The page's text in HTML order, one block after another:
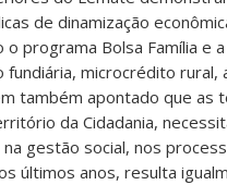
de dinamização
o programa Bolsa Família e
fundiária, microcrédito
também apontado que as
da Cidadania,
gestão social, nos
últimos anos, resulta